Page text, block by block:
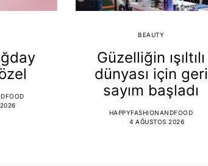
BEAUTY
Güzelliğin ışıltılı
dünyası için geri
sayım başladı
HAPPYFASHIONANDFOOD
4 AĞUSTOS 2026